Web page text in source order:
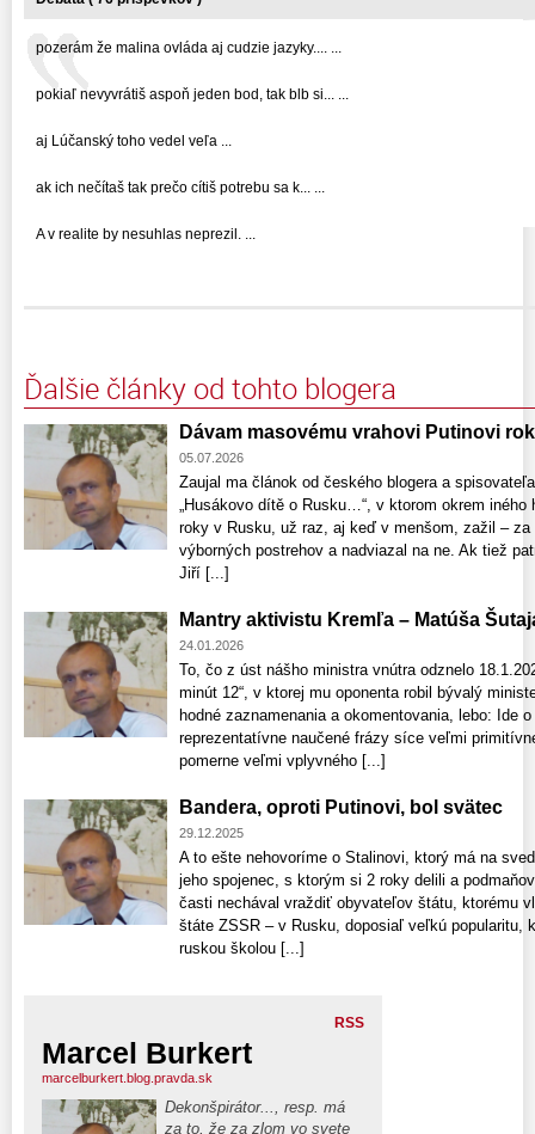
pozerám že malina ovláda aj cudzie jazyky.... ...
pokiaľ nevyvrátiš aspoň jeden bod, tak blb si... ...
aj Lúčanský toho vedel veľa ...
ak ich nečítaš tak prečo cítiš potrebu sa k... ...
A v realite by nesuhlas neprezil. ...
Ďalšie články od tohto blogera
Dávam masovému vrahovi Putinovi
05.07.2026
Zaujal ma článok od českého blogera a
„Husákovo dítě o Rusku…“, v ktorom okrem
roky v Rusku, už raz, aj keď v menšom, zažil –
výborných postrehov a nadviazal na ne. Ak tiež
Jiří [...]
Mantry aktivistu Kremľa – Matúša
24.01.2026
To, čo z úst nášho ministra vnútra odznelo
minút 12“, v ktorej mu oponenta robil bývalý
hodné zaznamenania a okomentovania, lebo: Ide
reprezentatívne naučené frázy síce veľmi
pomerne veľmi vplyvného [...]
Bandera, oproti Putinovi, bol svätec
29.12.2025
A to ešte nehovoríme o Stalinovi, ktorý má na
jeho spojenec, s ktorým si 2 roky delili a
časti nechával vraždiť obyvateľov štátu, ktorému
štáte ZSSR – v Rusku, doposiaľ veľkú popularitu,
ruskou školou [...]
RSS
Marcel Burkert
marcelburkert.blog.pravda.sk
Dekonšpirátor..., resp. má
za to, že za zlom vo svete